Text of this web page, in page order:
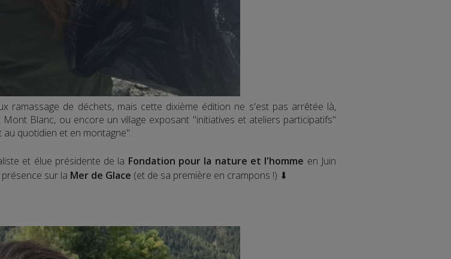
ramassage de déchets, mais cette dixième édition ne s'est pas arrêtée là,
Blanc, ou encore un village exposant "initiatives et ateliers participatifs"
quotidien et en montagne".
et élue présidente de la Fondation pour la nature et l'homme en Juin
sur la Mer de Glace (et de sa première en crampons !) ⬇